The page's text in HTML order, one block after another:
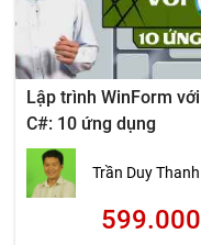
Lập trình WinForm với
C#: 10 ứng dụng
Trần Duy Thanh
599.000